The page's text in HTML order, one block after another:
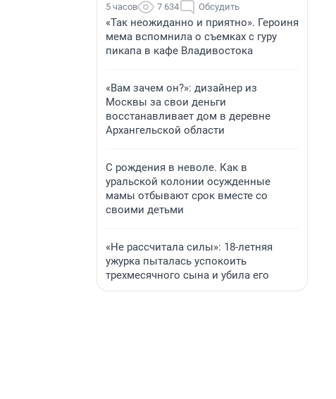
5 часов 7 634 Обсудить
«Так неожиданно и приятно». Героиня
мема вспомнила о съемках с гуру
пикапа в кафе Владивостока
«Вам зачем он?»: дизайнер из
Москвы за свои деньги
восстанавливает дом в деревне
Архангельской области
С рождения в неволе. Как в
уральской колонии осужденные
мамы отбывают срок вместе со
своими детьми
«Не рассчитала силы»: 18-летняя
ужурка пыталась успокоить
трехмесячного сына и убила его